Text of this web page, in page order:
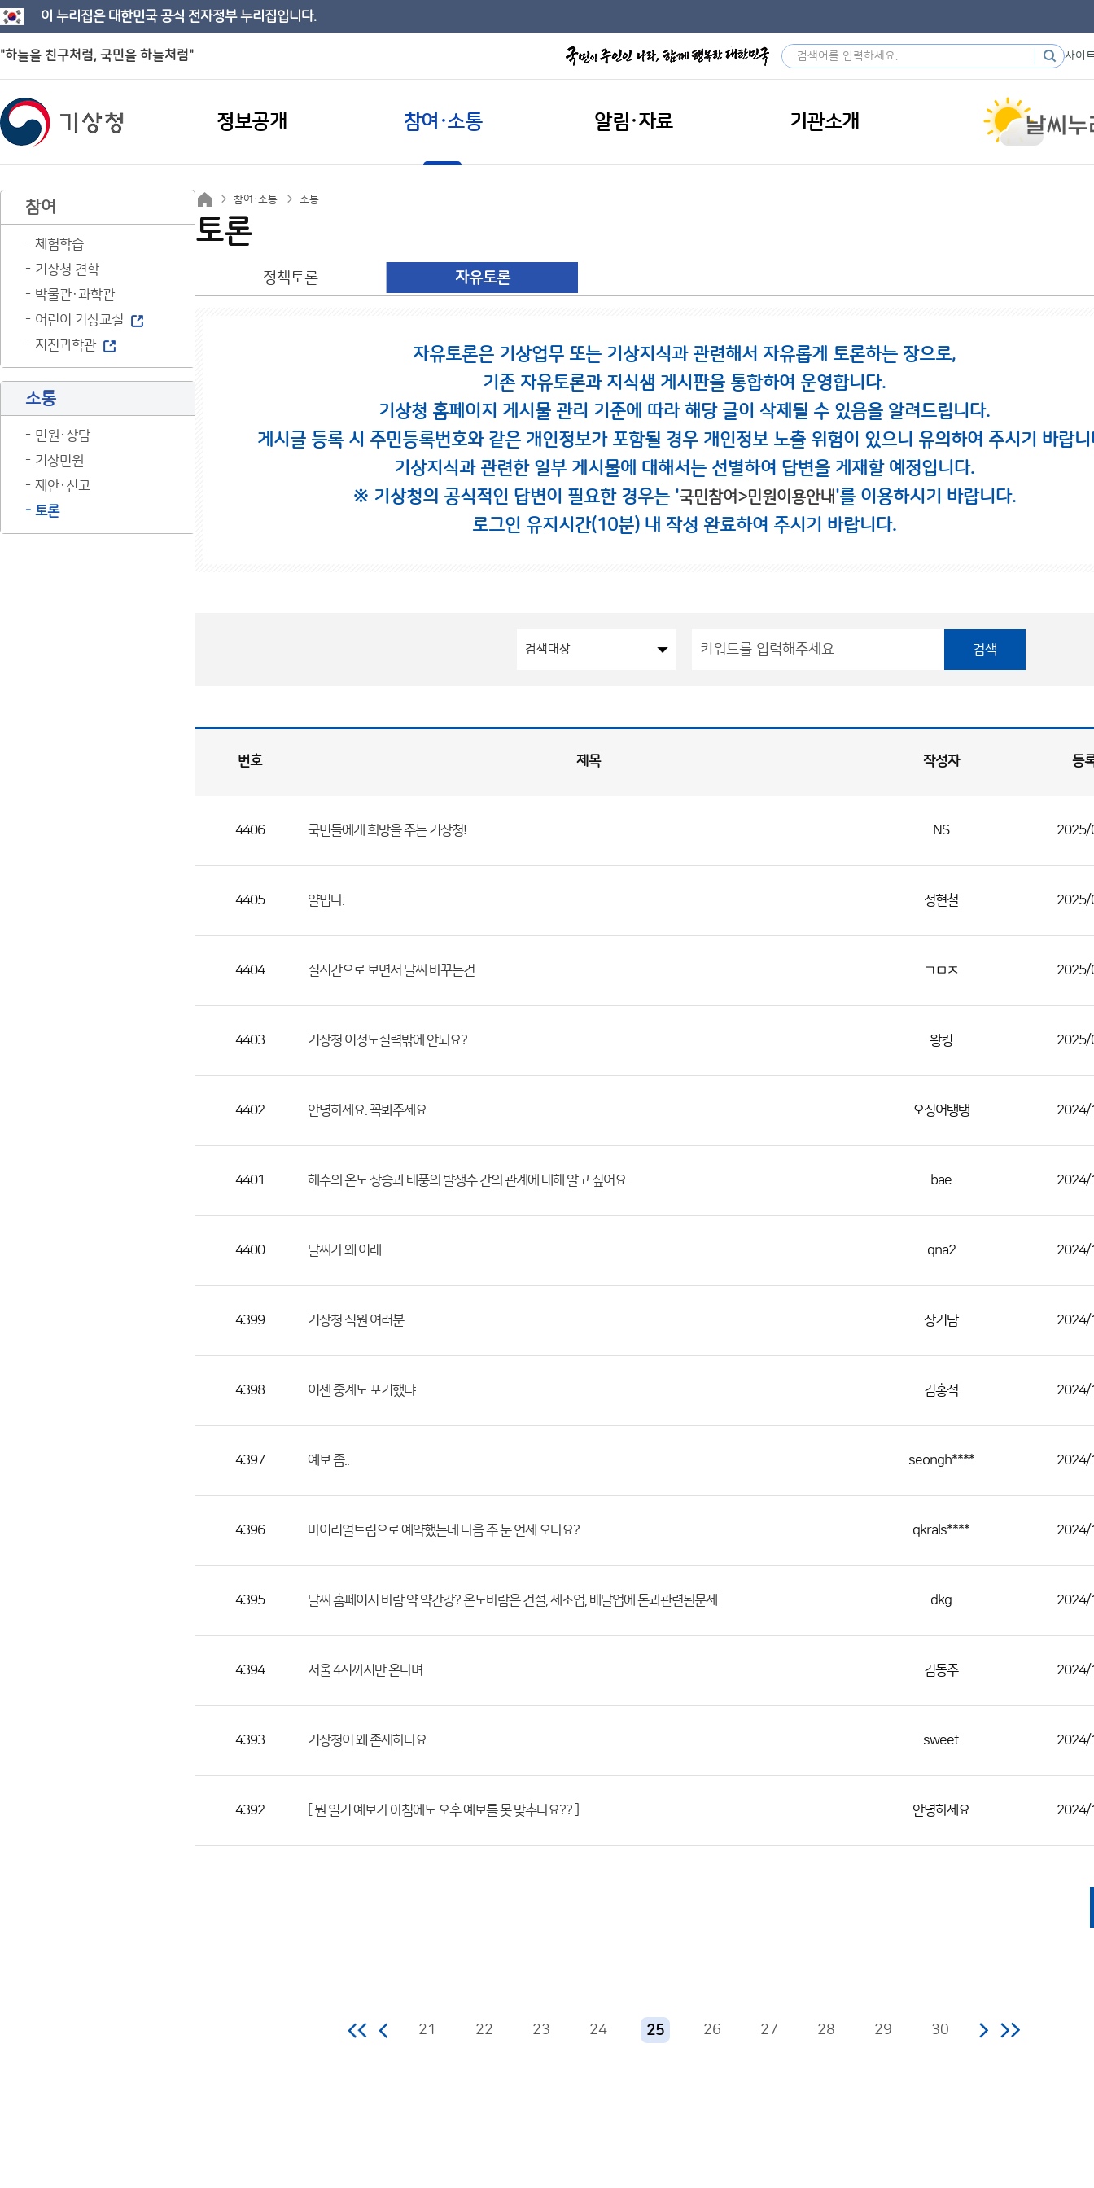
이 누리집은 대한민국 공식 전자정부 누리집입니다.
"하늘을 친구처럼, 국민을 하늘처럼" 사이
정보공개 참여·소통 알림·자료 기관소개
참여
체험학습
기상청 견학
박물관·과학관
어린이 기상교실
지진과학관
소통
민원·상담
기상민원
제안·신고
토론
참여·소통 소통
토론
정책토론 자유토론
자유토론은 기상업무 또는 기상지식과 관련해서 자유롭게 토론하는 장으로,
기존 자유토론과 지식샘 게시판을 통합하여 운영합니다.
기상청 홈페이지 게시물 관리 기준에 따라 해당 글이 삭제될 수 있음을 알려드립니다.
게시글 등록 시 주민등록번호와 같은 개인정보가 포함될 경우 개인정보 노출 위험이 있으니 유의하여 주시기 바랍니
기상지식과 관련한 일부 게시물에 대해서는 선별하여 답변을 게재할 예정입니다.
※ 기상청의 공식적인 답변이 필요한 경우는 '국민참여>민원이용안내'를 이용하시기 바랍니다.
로그인 유지시간(10분) 내 작성 완료하여 주시기 바랍니다.
검색
로
제
성
다.
번호 제목 작성자 등
4406 국민들에게 희망을 주는 기상청! NS 2025/
4405 얄밉다. 정현철 2025/
4404 실시간으로 보면서 날씨 바꾸는건 ㄱㅁㅈ 2025/
4403 기상청 이정도실력밖에 안되요? 왕킹 2025/
4402 안녕하세요. 꼭봐주세요 오징어탱탱 2024/
4401 해수의 온도 상승과 태풍의 발생수 간의 관계에 대해 알고 싶어요 bae 2024/
4400 날씨가 왜 이래 qna2 2024/
4399 기상청 직원 여러분 장기남 2024/
4398 이젠 중계도 포기했냐 김홍석 2024/
4397 예보 좀.. seongh**** 2024/
4396 마이리얼트립으로 예약했는데 다음 주 눈 언제 오나요? qkrals**** 2024/
4395 날씨 홈페이지 바람 약 약간강? 온도바람은 건설, 제조업, 배달업에 돈과관련된문제 dkg 2024/
4394 서울 4시까지만 온다며 김동주 2024/
4393 기상청이 왜 존재하나요 sweet 2024/
4392 [ 뭔 일기 예보가 아침에도 오후 예보를 못 맞추나요?? ] 안녕하세요 2024/
21 22 23 24 25 26 27 28 29 30